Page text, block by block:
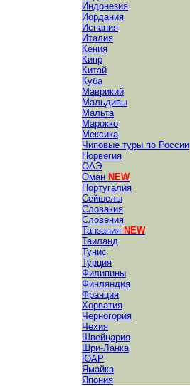
Индонезия
Иордания
Испания
Италия
Кения
Кипр
Китай
Куба
Маврикий
Мальдивы
Мальта
Марокко
Мексика
Чиповые туры по России
Норвегия
ОАЭ
Оман NEW
Португалия
Сейшелы
Словакия
Словения
Танзания NEW
Таиланд
Тунис
Турция
Филипины
Финляндия
Франция
Хорватия
Черногория
Чехия
Швейцария
Шри-Ланка
ЮАР
Ямайка
Япония